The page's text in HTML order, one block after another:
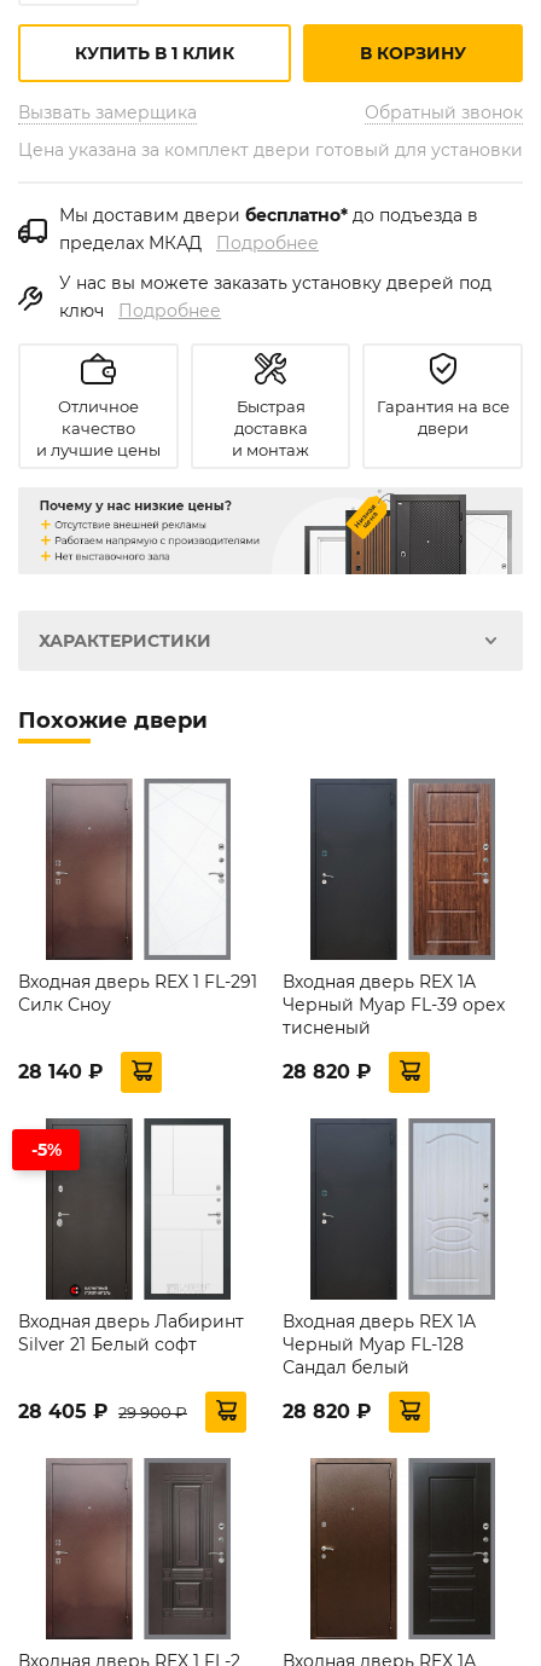
Вызвать замерщика Обратный звонок
КУПИТЬ В 1 КЛИК В КОРЗИНУ
Цена указана за комплект двери готовый для установки
Мы доставим двери бесплатно* до подъезда в
пределах МКАД Подробнее
У нас вы можете заказать установку дверей под
ключ Подробнее
Отличное
качество
и лучшие цены
Быстрая
доставка
и монтаж
Гарантия на все
двери
ХАРАКТЕРИСТИКИ
Похожие двери
Входная дверь REX 1 FL-291
Силк Сноу
28 140 ₽
Входная дверь REX 1A
Черный Муар FL-39 орех
тисненый
28 820 ₽
-5%
Входная дверь Лабиринт
Silver 21 Белый софт
28 405 ₽ 29 900 ₽
Входная дверь REX 1A
Черный Муар FL-128
Сандал белый
28 820 ₽
Входная дверь REX 1 FL-2 Входная дверь REX 1А